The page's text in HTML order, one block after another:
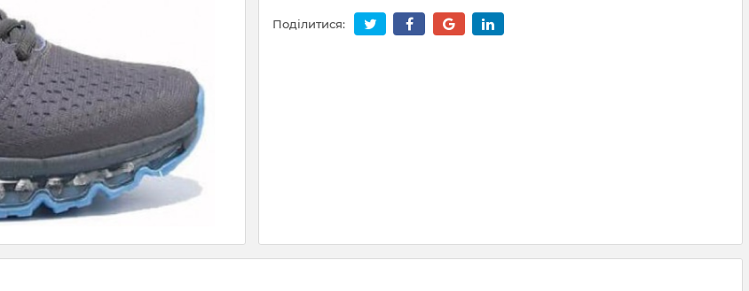
Поділитися: